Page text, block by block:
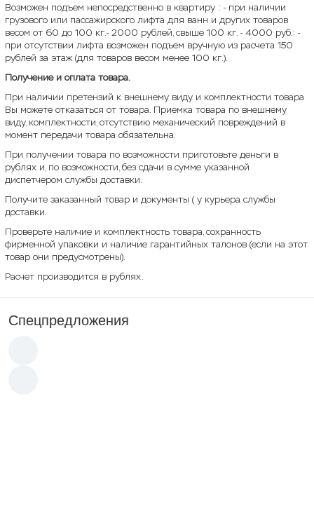
Возможен подъем непосредственно в квартиру : - при наличии
грузового или пассажирского лифта для ванн и других товаров
весом от 60 до 100 кг.- 2000 рублей, свыше 100 кг. - 4000 руб.; -
при отсутствии лифта возможен подъем вручную из расчета 150
рублей за этаж (для товаров весом менее 100 кг.).
Получение и оплата товара.
При наличии претензий к внешнему виду и комплектности товара
Вы можете отказаться от товара. Приемка товара по внешнему
виду, комплектности, отсутствию механический повреждений в
момент передачи товара обязательна.
При получении товара по возможности приготовьте деньги в
рублях и, по возможности, без сдачи в сумме указанной
диспетчером службы доставки.
Получите заказанный товар и документы ( у курьера службы
доставки.
Проверьте наличие и комплектность товара, сохранность
фирменной упаковки и наличие гарантийных талонов (если на этот
товар они предусмотрены).
Расчет производится в рублях.
Спецпредложения